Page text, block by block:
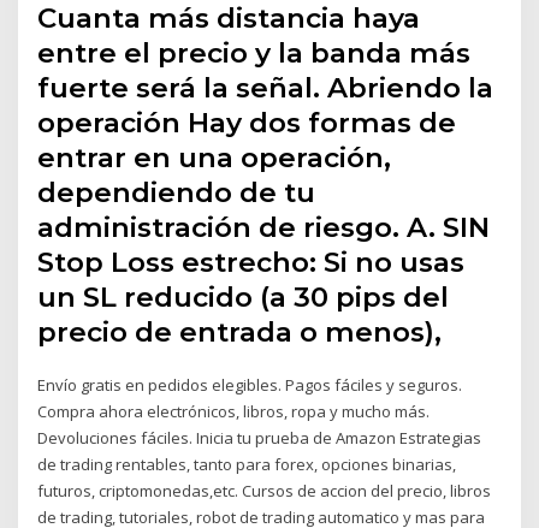
Cuanta más distancia haya
entre el precio y la banda más
fuerte será la señal. Abriendo la
operación Hay dos formas de
entrar en una operación,
dependiendo de tu
administración de riesgo. A. SIN
Stop Loss estrecho: Si no usas
un SL reducido (a 30 pips del
precio de entrada o menos),
Envío gratis en pedidos elegibles. Pagos fáciles y seguros.
Compra ahora electrónicos, libros, ropa y mucho más.
Devoluciones fáciles. Inicia tu prueba de Amazon Estrategias
de trading rentables, tanto para forex, opciones binarias,
futuros, criptomonedas,etc. Cursos de accion del precio, libros
de trading, tutoriales, robot de trading automatico y mas para